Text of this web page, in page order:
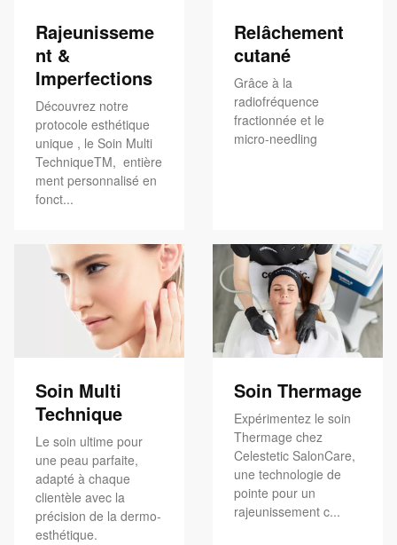
Rajeunisseme
nt &
Imperfections
Découvrez notre
protocole esthétique
unique , le Soin Multi
TechniqueTM, entière
ment personnalisé en
fonct...
Relâchement
cutané
Grâce à la
radiofréquence
fractionnée et le
micro-needling
Soin Multi
Technique
Le soin ultime pour
une peau parfaite,
adapté à chaque
clientèle avec la
précision de la dermo-
esthétique.
Soin Thermage
Expérimentez le soin
Thermage chez
Celestetic SalonCare,
une technologie de
pointe pour un
rajeunissement c...